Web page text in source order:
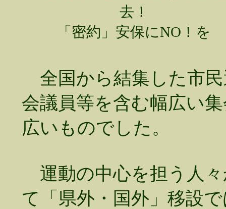
去！
「密約」安保にNO！を
全国から結集した市民
会議員等を含む幅広い
広いものでした。
運動の中心を担う人
て「県外・国外」移設